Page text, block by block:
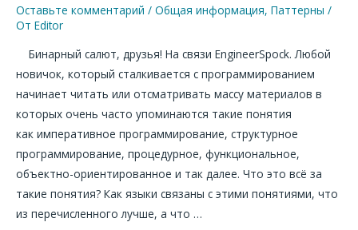
Оставьте комментарий / Общая информация, Паттерны /
От Editor
Бинарный салют, друзья! На связи EngineerSpock. Любой
новичок, который сталкивается с программированием
начинает читать или отсматривать массу материалов в
которых очень часто упоминаются такие понятия
как императивное программирование, структурное
программирование, процедурное, функциональное,
объектно-ориентированное и так далее. Что это всё за
такие понятия? Как языки связаны с этими понятиями, что
из перечисленного лучше, а что …